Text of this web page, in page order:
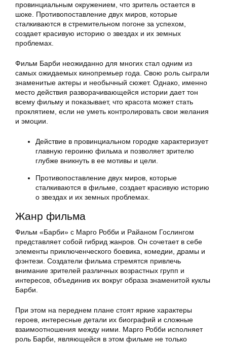
провинциальным окружением, что зритель остается в
шоке. Противопоставление двух миров, которые
сталкиваются в стремительном погоне за успехом,
создает красивую историю о звездах и их земных
проблемах.
Фильм Барби неожиданно для многих стал одним из
самых ожидаемых кинопремьер года. Свою роль сыграли
знаменитые актеры и необычный сюжет. Однако, именно
место действия разворачивающейся истории дает тон
всему фильму и показывает, что красота может стать
проклятием, если не уметь контролировать свои желания
и эмоции.
Действие в провинциальном городке характеризует
главную героиню фильма и позволяет зрителю
глубже вникнуть в ее мотивы и цели.
Противопоставление двух миров, которые
сталкиваются в фильме, создает красивую историю
о звездах и их земных проблемах.
Жанр фильма
Фильм «Барби» с Марго Робби и Райаном Гослингом
представляет собой гибрид жанров. Он сочетает в себе
элементы приключенческого боевика, комедии, драмы и
фэнтези. Создатели фильма стремятся привлечь
внимание зрителей различных возрастных групп и
интересов, объединив их вокруг образа знаменитой куклы
Барби.
При этом на переднем плане стоят яркие характеры
героев, интересные детали их биографий и сложные
взаимоотношения между ними. Марго Робби исполняет
роль Барби, являющейся в этом фильме не только